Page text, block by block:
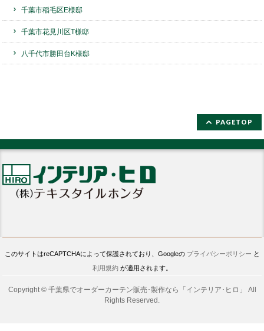
千葉市稲毛区E様邸
千葉市花見川区T様邸
八千代市勝田台K様邸
PAGETOP
このサイトはreCAPTCHAによって保護されており、Googleの プライバシーポリシー と
利用規約が適用されます。
Copyright © 千葉県でオーダーカーテン販売･製作なら「インテリア･ヒロ」
All
Rights Reserved.